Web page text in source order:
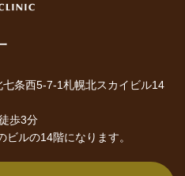
条西5-7-1札幌北スカイビル14
歩3分
ルの14階になります。